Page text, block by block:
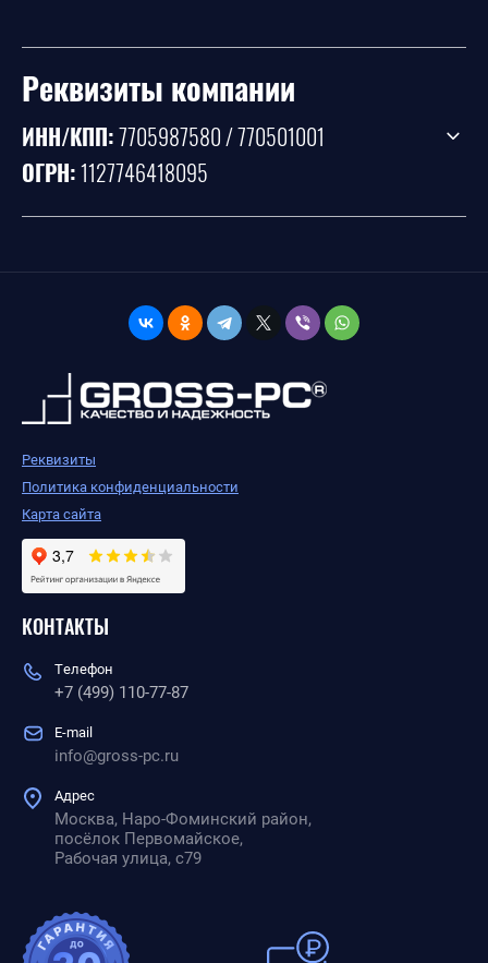
Реквизиты компании
ИНН/КПП: 7705987580 / 770501001
ОГРН: 1127746418095
Реквизиты
Политика конфиденциальности
Карта сайта
КОНТАКТЫ
Телефон
+7 (499) 110-77-87
E-mail
info@gross-pc.ru
Адрес
Москва, Наро-Фоминский район,
посёлок Первомайское,
Рабочая улица, с79